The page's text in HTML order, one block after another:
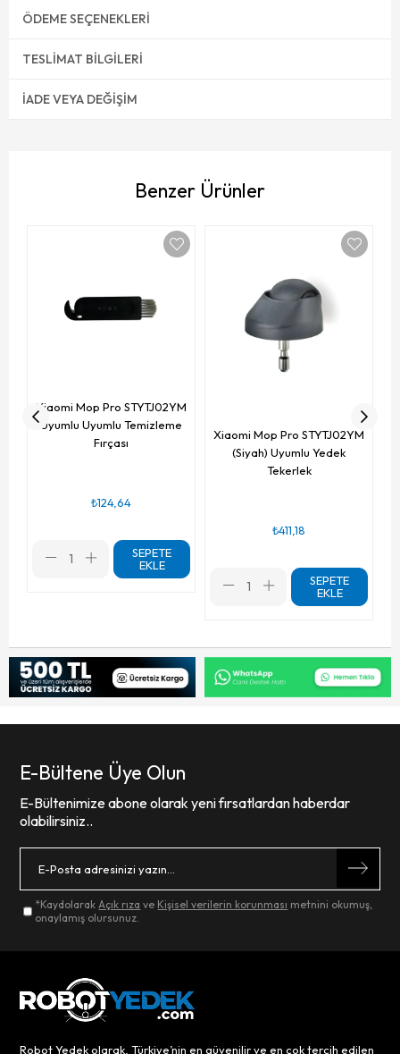
ÖDEME SEÇENEKLERI
TESLIMAT BILGILERI
İADE VEYA DEĞIŞIM
Benzer Ürünler
Xiaomi Mop Pro STYTJ02YM
Uyumlu Uyumlu Temizleme
Fırçası
₺124,64
SEPETE
EKLE
Xiaomi Mop Pro STYTJ02YM
(Siyah) Uyumlu Yedek
Tekerlek
₺411,18
SEPETE
EKLE
E-Bültene Üye Olun
E-Bültenimize abone olarak yeni fırsatlardan haberdar
olabilirsiniz..
*KaydolarakAçık rıza ve Kişisel verilerin korunması metnini okumuş,
onaylamış olursunuz.
Robot Yedek olarak, Türkiye’nin en güvenilir ve en çok tercih edilen